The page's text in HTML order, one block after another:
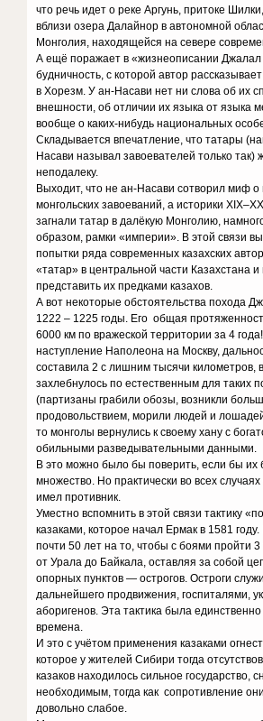
что речь идет о реке Аргунь, притоке
вблизи озера Далайнор в автономной
Монголия, находящейся на севере
А ещё поражает в «жизнеописании
будничность, с которой автор
в Хорезм. У ан-Насави нет ни слова об их
внешности, об отличии их языка от языка
вообще о каких-нибудь национальных
Складывается впечатление, что татары
Насави называл завоевателей только так)
неподалеку.
Выходит, что не ан-Насави сотворил миф
монгольских завоеваний, а историки
загнали татар в далёкую Монголию,
образом, рамки «империи». В этой связи
попытки ряда современных казахских
«татар» в центральной части Казахстана
представить их предками казахов.
А вот некоторые обстоятельства похода
1222 – 1225 годы. Его общая
6000 км по вражеской территории за 4
наступление Наполеона на Москву,
составила 2 с лишним тысячи километров,
захлебнулось по естественным для таких
(партизаны грабили обозы, возникли
продовольствием, морили людей и
то монголы вернулись к своему хану с
обильными разведывательными данными.
В это можно было бы поверить, если бы их
множество. Но практически во всех
имел противник.
Уместно вспомнить в этой связи тактику
казаками, которое начал Ермак в 1581
почти 50 лет на то, чтобы с боями пройти
от Урала до Байкала, оставляя за собой
опорных пунктов — острогов. Остроги
дальнейшего продвижения, госпиталями,
аборигенов. Эта тактика была
времена.
И это с учётом применения казаками
которое у жителей Сибири тогда
казаков находилось сильное государство,
необходимым, тогда как сопротивление
довольно слабое.